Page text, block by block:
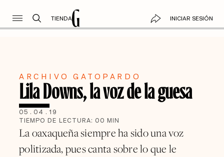
TIENDA INICIAR SESIÓN
ARCHIVO GATOPARDO
Lila Downs, la voz de la guesa
05 . 04 . 19
TIEMPO DE LECTURA: 00 MIN
La oaxaqueña siempre ha sido una voz
politizada, pues canta sobre lo que le